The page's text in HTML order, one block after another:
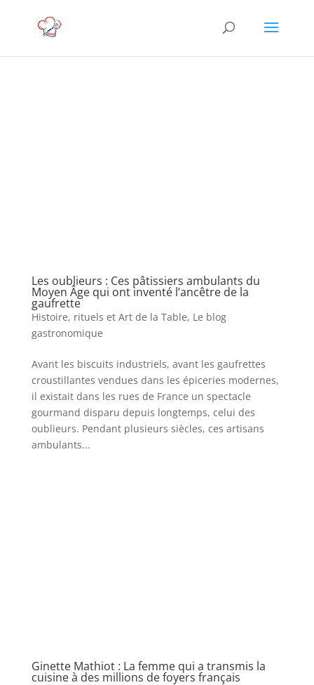
Les oublieurs : Ces pâtissiers ambulants du
Moyen Âge qui ont inventé l’ancêtre de la
gaufrette
Histoire, rituels et Art de la Table, Le blog
gastronomique
Avant les biscuits industriels, avant les gaufrettes
croustillantes vendues dans les épiceries modernes,
il existait dans les rues de France un spectacle
gourmand disparu depuis longtemps, celui des
oublieurs. Pendant plusieurs siècles, ces artisans
ambulants...
Ginette Mathiot : La femme qui a transmis la
cuisine à des millions de foyers français